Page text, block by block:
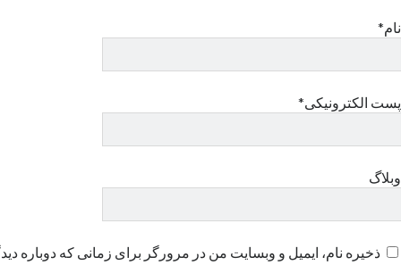
نام*
پست الکترونیکی*
وبلاگ
ذخیره نام، ایمیل و وبسایت من در مرورگر برای زمانی که دوباره